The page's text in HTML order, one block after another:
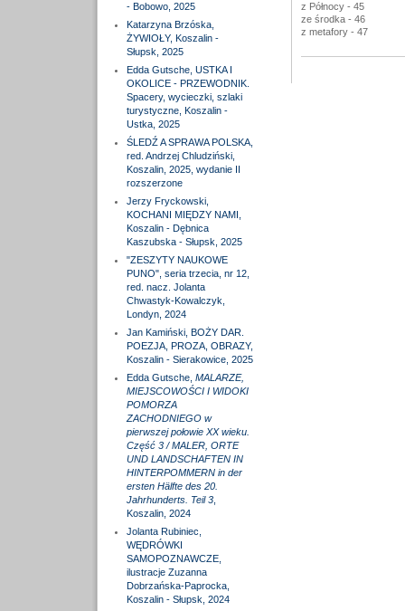
- Bobowo, 2025
Katarzyna Brzóska,
ŻYWIOŁY, Koszalin -
Słupsk, 2025
Edda Gutsche, USTKA I
OKOLICE - PRZEWODNIK.
Spacery, wycieczki, szlaki
turystyczne, Koszalin -
Ustka, 2025
ŚLEDŹ A SPRAWA POLSKA,
red. Andrzej Chludziński,
Koszalin, 2025, wydanie II
rozszerzone
Jerzy Fryckowski,
KOCHANI MIĘDZY NAMI,
Koszalin - Dębnica
Kaszubska - Słupsk, 2025
"ZESZYTY NAUKOWE
PUNO", seria trzecia, nr 12,
red. nacz. Jolanta
Chwastyk-Kowalczyk,
Londyn, 2024
Jan Kamiński, BOŻY DAR.
POEZJA, PROZA, OBRAZY,
Koszalin - Sierakowice, 2025
Edda Gutsche, MALARZE,
MIEJSCOWOŚCI I WIDOKI
POMORZA
ZACHODNIEGO w
pierwszej połowie XX wieku.
Część 3 / MALER, ORTE
UND LANDSCHAFTEN IN
HINTERPOMMERN in der
ersten Hälfte des 20.
Jahrhunderts. Teil 3,
Koszalin, 2024
Jolanta Rubiniec,
WĘDRÓWKI
SAMOPOZNAWCZE,
ilustracje Zuzanna
Dobrzańska-Paprocka,
Koszalin - Słupsk, 2024
z Północy - 45
ze środka - 46
z metafory - 47